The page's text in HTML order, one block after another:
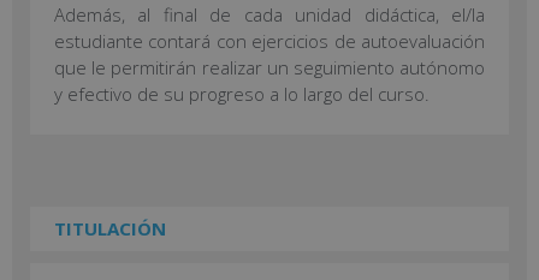
Además, al final de cada unidad didáctica, el/la
estudiante contará con ejercicios de autoevaluación
que le permitirán realizar un seguimiento autónomo
y efectivo de su progreso a lo largo del curso.
TITULACIÓN